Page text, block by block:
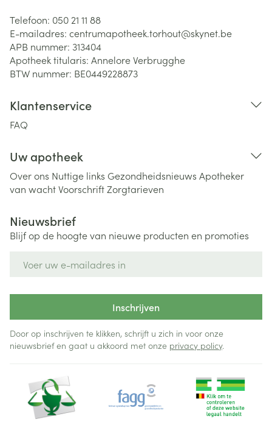
Telefoon: 050 21 11 88
E-mailadres: centrumapotheek.torhout@skynet.be
APB nummer: 313404
Apotheek titularis: Annelore Verbrugghe
BTW nummer: BE0449228873
Klantenservice
FAQ
Uw apotheek
Over ons Nuttige links Gezondheidsnieuws Apotheker
van wachtVoorschriftZorgtarieven
Nieuwsbrief
Blijf op de hoogte van nieuwe producten en promoties
Inschrijven
Door op inschrijven te klikken, schrijft u zich in voor onze
nieuwsbrief en gaat u akkoord met onze privacy policy.